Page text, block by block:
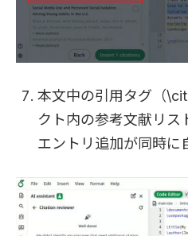
本文中の引用タグ（
クト内の参考文献リ
エントリ追加が同時に